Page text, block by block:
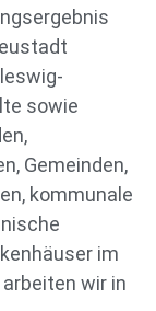
sowie
Gemeinden,
kommunale
im
wir in